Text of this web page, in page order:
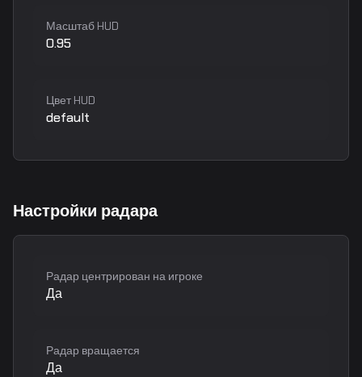
Масштаб HUD
0.95
Цвет HUD
default
Настройки радара
Радар центрирован на игроке
Да
Радар вращается
Да